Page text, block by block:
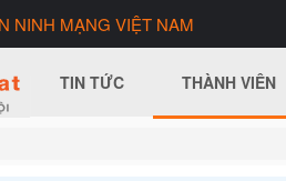
NINH MẠNG VIỆT NAM
TIN TỨC THÀNH VIÊN